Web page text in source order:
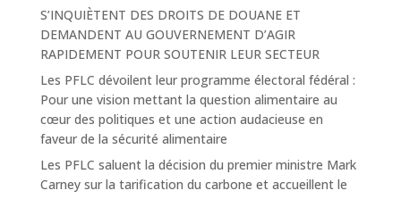
S’INQUIÈTENT DES DROITS DE DOUANE ET
DEMANDENT AU GOUVERNEMENT D’AGIR
RAPIDEMENT POUR SOUTENIR LEUR SECTEUR
Les PFLC dévoilent leur programme électoral fédéral :
Pour une vision mettant la question alimentaire au
cœur des politiques et une action audacieuse en
faveur de la sécurité alimentaire
Les PFLC saluent la décision du premier ministre Mark
Carney sur la tarification du carbone et accueillent le